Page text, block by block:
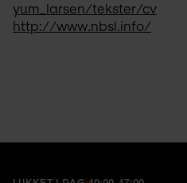
yum_larsen/tekster/cv
http://www.nbsl.info/